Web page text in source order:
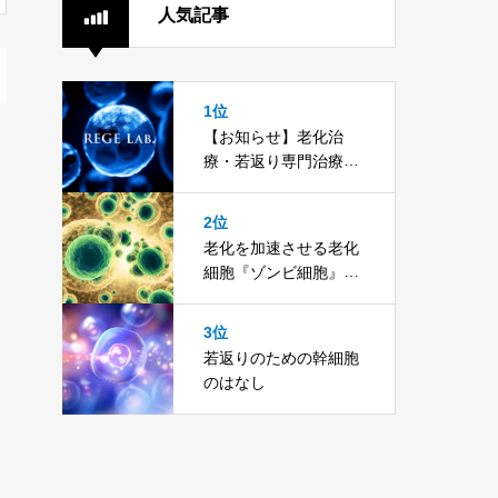
人気記事
1位
【お知らせ】老化治
療・若返り専門治療院/
2位
老化を加速させる老化
細胞『ゾンビ細胞』を
3位
若返りのための幹細胞
のはなし